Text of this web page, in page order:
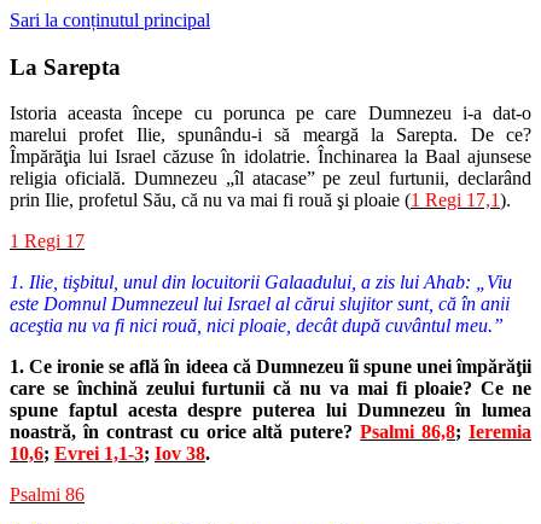
Sari la conținutul principal
La Sarepta
Istoria aceasta începe cu porunca pe care Dumnezeu i-a dat-o
marelui profet Ilie, spunându-i să meargă la Sarepta. De ce?
Împărăţia lui Israel căzuse în idolatrie. Închinarea la Baal ajunsese
religia oficială. Dumnezeu „îl atacase” pe zeul furtunii, declarând
prin Ilie, profetul Său, că nu va mai fi rouă şi ploaie (1 Regi 17,1).
1 Regi 17
1. Ilie, tişbitul, unul din locuitorii Galaadului, a zis lui Ahab: „Viu
este Domnul Dumnezeul lui Israel al cărui slujitor sunt, că în anii
aceştia nu va fi nici rouă, nici ploaie, decât după cuvântul meu.”
1. Ce ironie se află în ideea că Dumnezeu îi spune unei împărăţii
care se închină zeului furtunii că nu va mai fi ploaie? Ce ne
spune faptul acesta despre puterea lui Dumnezeu în lumea
noastră, în contrast cu orice altă putere?Psalmi 86,8;Ieremia
10,6; Evrei 1,1-3; Iov 38.
Psalmi 86